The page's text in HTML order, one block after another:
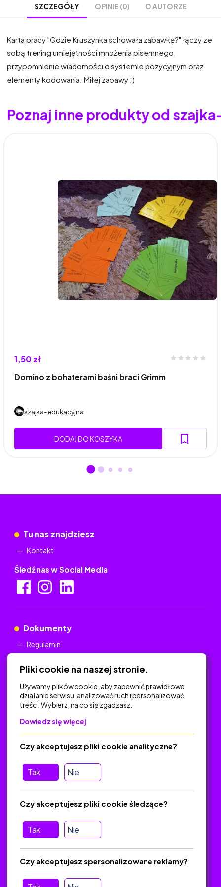
SZCZEGÓŁY OPINIE (0) O AUTORZE
Karta pracy "Gdzie Kruszynka schowała zabawkę?" łączy ze
sobą trening umiejętności mnożenia pisemnego,
przypomnienie wiadomości o systemie pozycyjnym oraz
elementy kodowania. Miłej zabawy :)
Poznaj inne produkty od
1,50 zł
Domino z bohaterami baśni braci Grimm
szajka-edukacyjna
DODAJ DO KOSZYKA
Tu nas znajdziesz
Kontakt
Śledź nas w Social Media
Dokumenty
Regulamin
Na skróty
Polityka Prywatności
Regulamin
O platformie
Baza materiałów dydaktycznych
Jak zostać autorem
FAQ
wiadomość nie trafiła do folderu SPAM)
Pliki cookie na naszej stronie.
Używamy plików cookie, aby zapewnić prawidłowe
działanie serwisu, analizować ruch i personalizować
treści. Wybierz, na co się zgadzasz.
Dowiedz się więcej
Tak Nie
Czy akceptujesz pliki cookie analityczne?
Tak Nie
Czy akceptujesz pliki cookie śledzące?
Czy akceptujesz spersonalizowane reklamy?